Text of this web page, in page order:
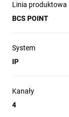
Linia produktowa
BCS POINT
System
IP
Kanały
4